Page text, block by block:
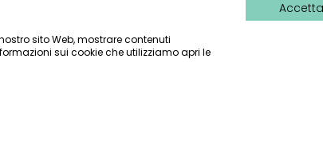
Vespa club d'Italia
Vespa world club
sito Web, mostrare contenuti
sui cookie che utilizziamo apri le